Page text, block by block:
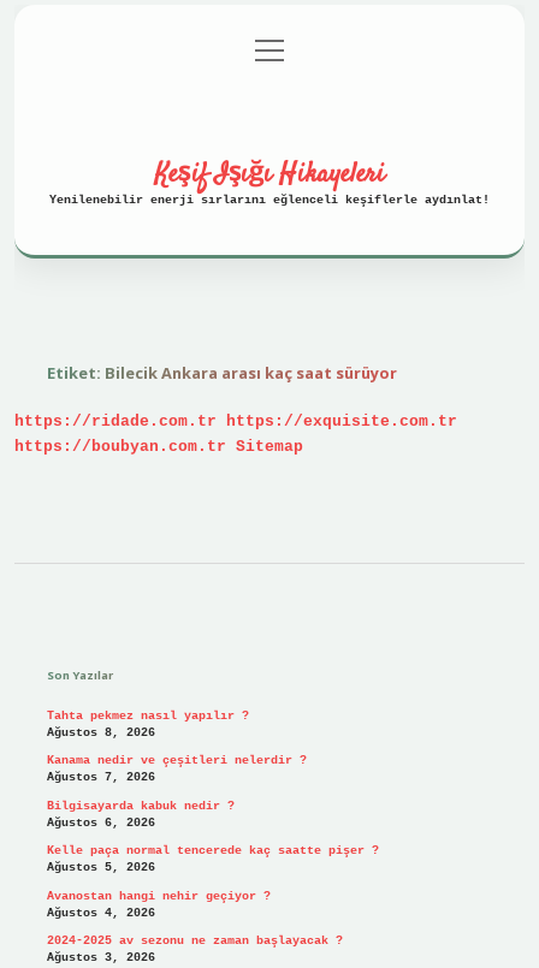
Gizlilik Politikası
menüyü
aç
Keşif Işığı Hikayeleri
Yenilenebilir enerji sırlarını eğlenceli keşiflerle aydınlat!
Etiket: Bilecik Ankara arası kaç saat sürüyor
https://ridade.com.tr
https://exquisite.com.tr
https://boubyan.com.tr Sitemap
Son Yazılar
Tahta pekmez nasıl yapılır ?
Ağustos 8, 2026
Kanama nedir ve çeşitleri nelerdir ?
Ağustos 7, 2026
Bilgisayarda kabuk nedir ?
Ağustos 6, 2026
Kelle paça normal tencerede kaç saatte pişer ?
Ağustos 5, 2026
Avanostan hangi nehir geçiyor ?
Ağustos 4, 2026
2024-2025 av sezonu ne zaman başlayacak ?
Ağustos 3, 2026